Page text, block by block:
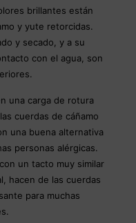
brillantes están
y yute retorcidas.
y secado, y a su
con el agua, son
una carga de rotura
cuerdas de cáñamo
una buena alternativa
personas alérgicas.
un tacto muy similar
hacen de las cuerdas
para muchas